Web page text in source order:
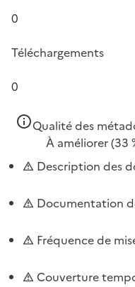
0
Téléchargements
0
Qualité des
À améliorer(33
Description des
Documentation
Fréquence de
Couverture